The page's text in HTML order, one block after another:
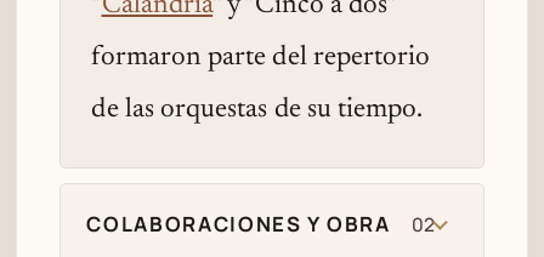
"Calandria" y "Cinco a dos"
formaron parte del repertorio
de las orquestas de su tiempo.
COLABORACIONES Y OBRA 02